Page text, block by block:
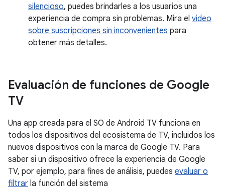
silencioso, puedes brindarles a los usuarios una
experiencia de compra sin problemas. Mira el video
sobre suscripciones sin inconvenientes para
obtener más detalles.
Evaluación de funciones de Google
TV
Una app creada para el SO de Android TV funciona en
todos los dispositivos del ecosistema de TV, incluidos los
nuevos dispositivos con la marca de Google TV. Para
saber si un dispositivo ofrece la experiencia de Google
TV, por ejemplo, para fines de análisis, puedes evaluar o
filtrar la función del sistema